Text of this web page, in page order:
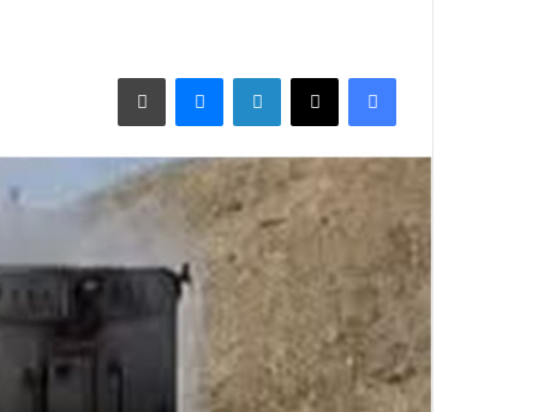
فيسبوك X لينكدإن ماسنجر طباعة